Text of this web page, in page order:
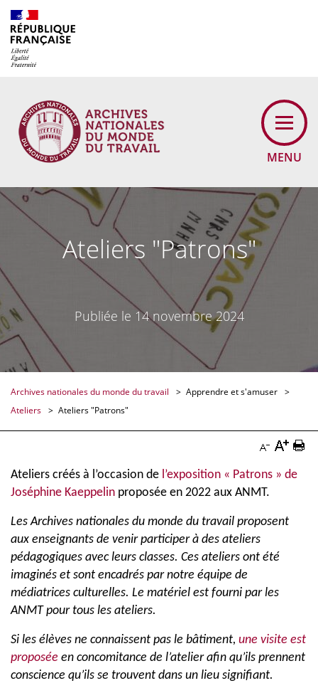
MENU
Ateliers "Patrons"
Publiée le 14 novembre 2024
Archives nationales du monde du travail
Apprendre et s'amuser
Ateliers
Ateliers "Patrons"
Diminuer
la
taille
du
la
du
Ateliers créés à l’occasion de l’exposition « Patrons » de
Joséphine Kaeppelin proposée en 2022 aux ANMT.
Les Archives nationales du monde du travail proposent
aux enseignants de venir participer à des ateliers
pédagogiques avec leurs classes. Ces ateliers ont été
imaginés et sont encadrés par notre équipe de
médiatrices culturelles. Le matériel est fourni par les
ANMT pour tous les ateliers.
Si les élèves ne connaissent pas le bâtiment, une visite est
proposée en concomitance de l’atelier afin qu’ils prennent
conscience qu’ils se trouvent dans un lieu signifiant.
Cookies management panel